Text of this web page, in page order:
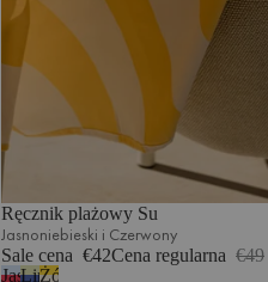
Ręcznik plażowy Su
Jasnoniebieski i Czerwony
Sale cena €42Cena regularna €49
Jasnoniebieski
Limonka
Żółty